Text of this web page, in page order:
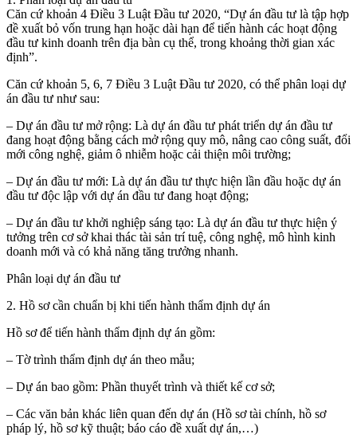
Căn cứ khoản 4 Điều 3 Luật Đầu tư 2020, “Dự án đầu tư là tập hợp
đề xuất bỏ vốn trung hạn hoặc dài hạn để tiến hành các hoạt động
đầu tư kinh doanh trên địa bàn cụ thể, trong khoảng thời gian xác
định”.
Căn cứ khoản 5, 6, 7 Điều 3 Luật Đầu tư 2020, có thể phân loại dự
án đầu tư như sau:
– Dự án đầu tư mở rộng: Là dự án đầu tư phát triển dự án đầu tư
đang hoạt động bằng cách mở rộng quy mô, nâng cao công suất, đổi
mới công nghệ, giảm ô nhiễm hoặc cải thiện môi trường;
– Dự án đầu tư mới: Là dự án đầu tư thực hiện lần đầu hoặc dự án
đầu tư độc lập với dự án đầu tư đang hoạt động;
– Dự án đầu tư khởi nghiệp sáng tạo: Là dự án đầu tư thực hiện ý
tưởng trên cơ sở khai thác tài sản trí tuệ, công nghệ, mô hình kinh
doanh mới và có khả năng tăng trưởng nhanh.
Phân loại dự án đầu tư
2. Hồ sơ cần chuẩn bị khi tiến hành thẩm định dự án
Hồ sơ để tiến hành thẩm định dự án gồm:
– Tờ trình thẩm định dự án theo mẫu;
– Dự án bao gồm: Phần thuyết trình và thiết kế cơ sở;
– Các văn bản khác liên quan đến dự án (Hồ sơ tài chính, hồ sơ
pháp lý, hồ sơ kỹ thuật; báo cáo đề xuất dự án,…)